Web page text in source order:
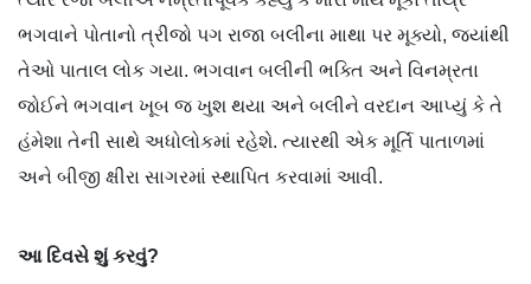
ભગવાને પોતાનો ત્રીજો પગ રાજા બલીના માથા પર મૂક્યો, જ્યાંથી
તેઓ પાતાલ લોક ગયા. ભગવાન બલીની ભક્તિ અને વિનમ્રતા
જોઈને ભગવાન ખૂબ જ ખુશ થયા અને બલીને વરદાન આપ્યું કે તે
હંમેશા તેની સાથે અધોલોકમાં રહેશે. ત્યારથી એક મૂર્તિ પાતાળમાં
અને બીજી ક્ષીરા સાગરમાં સ્થાપિત કરવામાં આવી.
આ દિવસે શું કરવું?